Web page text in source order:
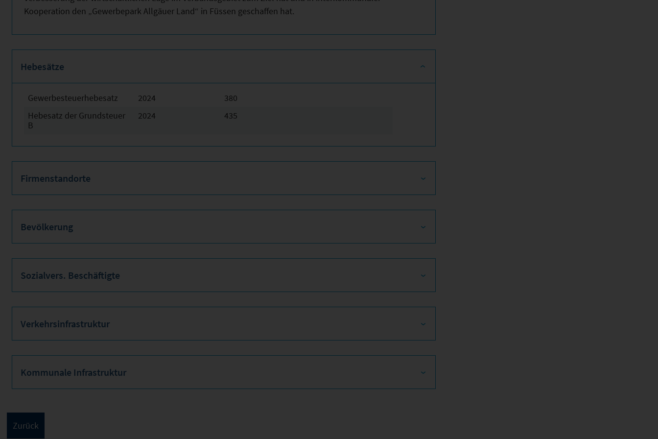
Kooperation den „Gewerbepark Allgäuer Land“ in Füssen geschaffen hat.
Hebesätze
Gewerbesteuerhebesatz 2024
380
Hebesatz der Grundsteuer
B
2024 435
Firmenstandorte
Bevölkerung
Sozialvers. Beschäftigte
Verkehrsinfrastruktur
Kommunale Infrastruktur